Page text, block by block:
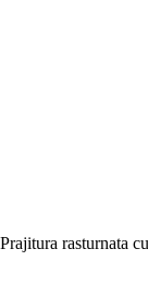
Prajitura rasturnata